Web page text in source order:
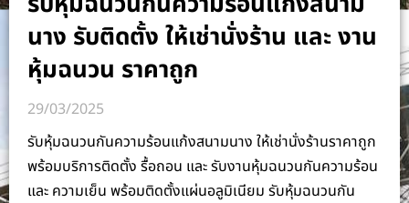
นาง รับติดตั้ง ให้เช่านั่งร้าน และ งาน
หุ้มฉนวน ราคาถูก
29/03/2025
รับหุ้มฉนวนกันความร้อนแก้งสนามนาง ให้เช่านั่งร้านราคาถูก
พร้อมบริการติดตั้ง รื้อถอน และ รับงานหุ้มฉนวนกันความร้อน
และ ความเย็น พร้อมติดตั้งแผ่นอลูมิเนียม รับหุ้มฉนวนกัน